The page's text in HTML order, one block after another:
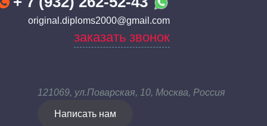
original.diploms2000@gmail.com
заказать звонок
121069, ул.Поварская, 10, Москва, Россия
Написать нам